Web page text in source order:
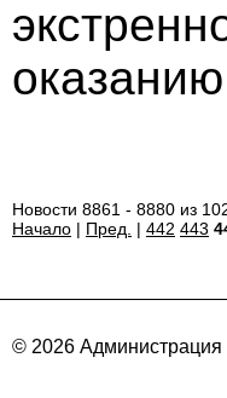
Новости 8861 - 8880 из
Начало | Пред. | 442 443
© 2026 Администрация